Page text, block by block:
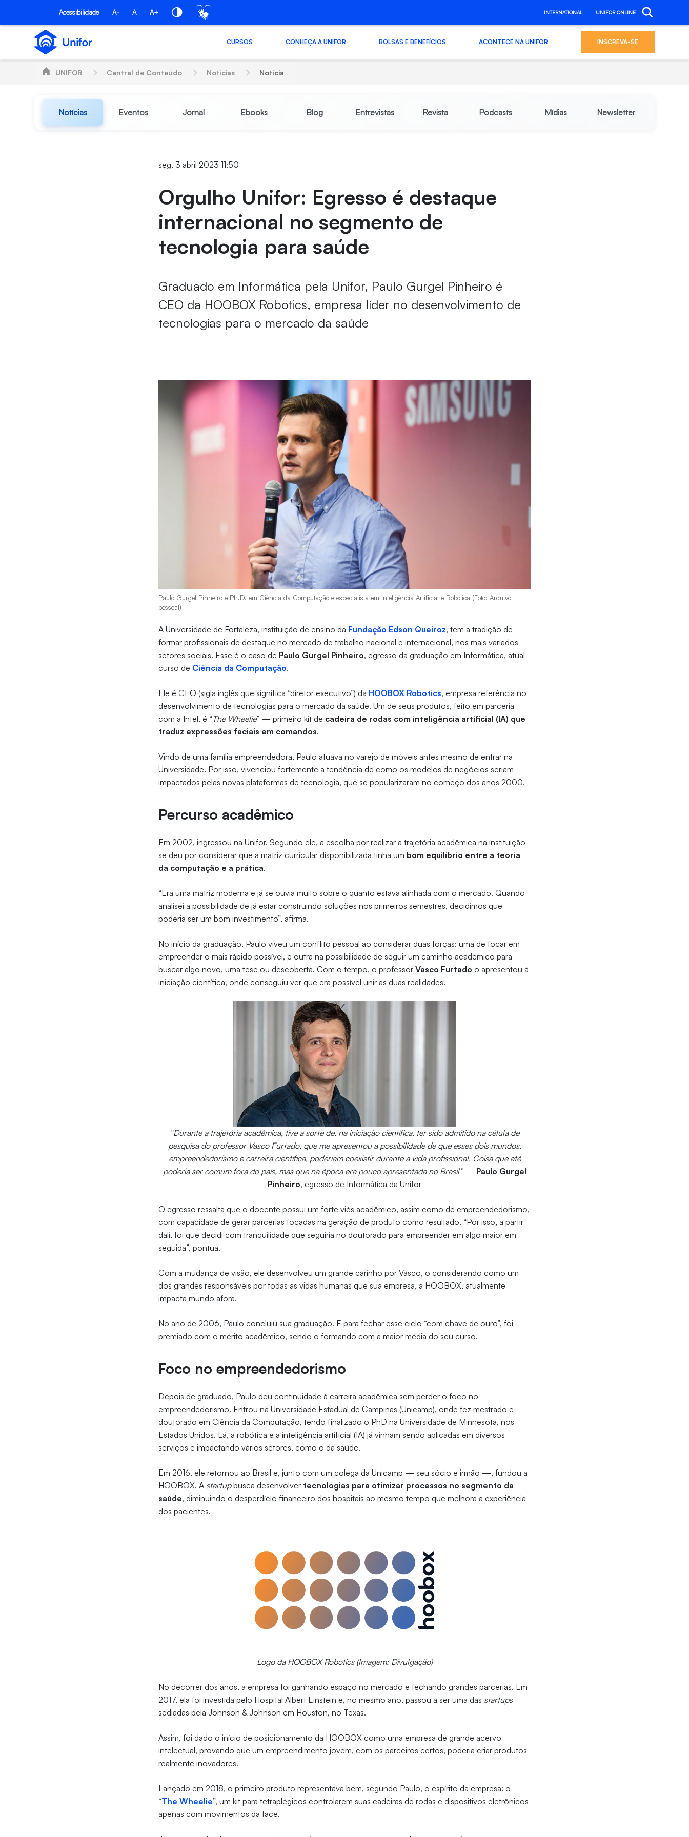
Pular para o Conteúdo principal
Acessibilidade A- A A+ INTERNATIONAL UNIFOR ONLINE
CURSOS CONHEÇA A UNIFOR BOLSAS E BENEFÍCIOS ACONTECE NA UNIFOR INSCREVA-SE
UNIFOR Central de Conteúdo Notícias Notícia
Notícias Eventos Jornal Ebooks Blog Entrevistas Revista Podcasts Mídias Newsletter
seg, 3 abril 2023 11:50
Orgulho Unifor: Egresso é destaque
internacional no segmento de
tecnologia para saúde
Graduado em Informática pela Unifor, Paulo Gurgel Pinheiro é
CEO da HOOBOX Robotics, empresa líder no desenvolvimento de
tecnologias para o mercado da saúde
Paulo Gurgel Pinheiro é Ph.D. em Ciência da Computação e especialista em Inteligência Artificial e Robótica (Foto: Arquivo
pessoal)
A Universidade de Fortaleza, instituição de ensino da Fundação Edson Queiroz, tem a tradição de
formar profissionais de destaque no mercado de trabalho nacional e internacional, nos mais variados
setores sociais. Esse é o caso de Paulo Gurgel Pinheiro, egresso da graduação em Informática, atual
curso de Ciência da Computação.
Ele é CEO (sigla inglês que significa “diretor executivo”) da HOOBOX Robotics, empresa referência no
desenvolvimento de tecnologias para o mercado da saúde. Um de seus produtos, feito em parceria
com a Intel, é “The Wheelie” — primeiro kit de cadeira de rodas com inteligência artificial (IA) que
traduz expressões faciais em comandos.
Vindo de uma família empreendedora, Paulo atuava no varejo de móveis antes mesmo de entrar na
Universidade. Por isso, vivenciou fortemente a tendência de como os modelos de negócios seriam
impactados pelas novas plataformas de tecnologia, que se popularizaram no começo dos anos 2000.
Percurso acadêmico
Em 2002, ingressou na Unifor. Segundo ele, a escolha por realizar a trajetória acadêmica na instituição
se deu por considerar que a matriz curricular disponibilizada tinha um bom equilíbrio entre a teoria
da computação e a prática.
“Era uma matriz moderna e já se ouvia muito sobre o quanto estava alinhada com o mercado. Quando
analisei a possibilidade de já estar construindo soluções nos primeiros semestres, decidimos que
poderia ser um bom investimento”, afirma.
No início da graduação, Paulo viveu um conflito pessoal ao considerar duas forças: uma de focar em
empreender o mais rápido possível, e outra na possibilidade de seguir um caminho acadêmico para
buscar algo novo, uma tese ou descoberta. Com o tempo, o professorVasco Furtado o apresentou à
iniciação científica, onde conseguiu ver que era possível unir as duas realidades.
“Durante a trajetória acadêmica, tive a sorte de, na iniciação científica, ter sido admitido na célula de
pesquisa do professor Vasco Furtado, que me apresentou a possibilidade de que esses dois mundos,
empreendedorismo e carreira científica, poderiam coexistir durante a vida profissional. Coisa que até
poderia ser comum fora do país, mas que na época era pouco apresentada no Brasil”— Paulo Gurgel
Pinheiro, egresso de Informática da Unifor
O egresso ressalta que o docente possui um forte viés acadêmico, assim como de empreendedorismo,
com capacidade de gerar parcerias focadas na geração de produto como resultado. “Por isso, a partir
dali, foi que decidi com tranquilidade que seguiria no doutorado para empreender em algo maior em
seguida”, pontua.
Com a mudança de visão, ele desenvolveu um grande carinho por Vasco, o considerando como um
dos grandes responsáveis por todas as vidas humanas que sua empresa, a HOOBOX, atualmente
impacta mundo afora.
No ano de 2006, Paulo concluiu sua graduação. E para fechar esse ciclo “com chave de ouro”, foi
premiado com o mérito acadêmico, sendo o formando com a maior média do seu curso.
Foco no empreendedorismo
Depois de graduado, Paulo deu continuidade à carreira acadêmica sem perder o foco no
empreendedorismo. Entrou na Universidade Estadual de Campinas (Unicamp), onde fez mestrado e
doutorado em Ciência da Computação, tendo finalizado o PhD na Universidade de Minnesota, nos
Estados Unidos. Lá, a robótica e a inteligência artificial (IA) já vinham sendo aplicadas em diversos
serviços e impactando vários setores, como o da saúde.
Em 2016, ele retornou ao Brasil e, junto com um colega da Unicamp — seu sócio e irmão —, fundou a
HOOBOX. A startupbusca desenvolver tecnologias para otimizar processos no segmento da
saúde, diminuindo o desperdício financeiro dos hospitais ao mesmo tempo que melhora a experiência
dos pacientes.
Logo da HOOBOX Robotics (Imagem: Divulgação)
No decorrer dos anos, a empresa foi ganhando espaço no mercado e fechando grandes parcerias. Em
2017, ela foi investida pelo Hospital Albert Einstein e, no mesmo ano, passou a ser uma das startups
sediadas pela Johnson & Johnson em Houston, no Texas.
Assim, foi dado o início de posicionamento da HOOBOX como uma empresa de grande acervo
intelectual, provando que um empreendimento jovem, com os parceiros certos, poderia criar produtos
realmente inovadores.
Lançado em 2018, o primeiro produto representava bem, segundo Paulo, o espírito da empresa: o
“The Wheelie”, um kit para tetraplégicos controlarem suas cadeiras de rodas e dispositivos eletrônicos
apenas com movimentos da face.